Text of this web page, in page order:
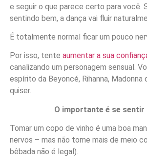
e seguir o que parece certo para você.
sentindo bem, a dança vai fluir
É totalmente normal ficar um pouco
Por isso, tente aumentar a sua
canalizando um personagem sensual.
espírito da Beyoncé, Rihanna, Madonna
quiser.
O importante é se sentir
Tomar um copo de vinho é uma boa
nervos – mas não tome mais de meio
bêbada não é legal).